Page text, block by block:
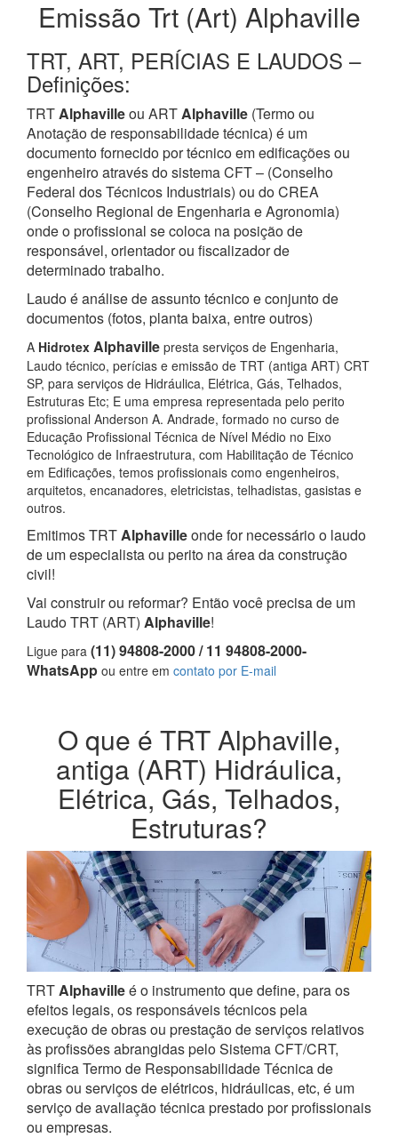
Emissão Trt (Art) Alphaville
TRT, ART, PERÍCIAS E LAUDOS –
Definições:
TRTAlphavilleou ARTAlphaville (Termo ou
Anotação de responsabilidade técnica) é um
documento fornecido por técnico em edificações ou
engenheiro através do sistema CFT – (Conselho
Federal dos Técnicos Industriais) ou do CREA
(Conselho Regional de Engenharia e Agronomia)
onde o profissional se coloca na posição de
responsável, orientador ou fiscalizador de
determinado trabalho.
Laudo é análise de assunto técnico e conjunto de
documentos (fotos, planta baixa, entre outros)
A Hidrotex Alphaville presta serviços de Engenharia,
Laudo técnico, perícias e emissão de TRT (antiga ART) CRT
SP, para serviços de Hidráulica, Elétrica, Gás, Telhados,
Estruturas Etc; E uma empresa representada pelo perito
profissional Anderson A. Andrade, formado no curso de
Educação Profissional Técnica de Nível Médio no Eixo
Tecnológico de Infraestrutura, com Habilitação de Técnico
em Edificações, temos profissionais como engenheiros,
arquitetos, encanadores, eletricistas, telhadistas, gasistas e
outros.
Emitimos TRTAlphavilleonde for necessário o laudo
de um especialista ou perito na área da construção
civil!
Vai construir ou reformar? Então você precisa de um
Laudo TRT (ART) Alphaville!
Ligue para (11) 94808-2000 / 11 94808-2000-
WhatsApp ou entre em contato por E-mail
O que é TRT Alphaville,
antiga (ART) Hidráulica,
Elétrica, Gás, Telhados,
Estruturas?
TRTAlphavilleé o instrumento que define, para os
efeitos legais, os responsáveis técnicos pela
execução de obras ou prestação de serviços relativos
às profissões abrangidas pelo Sistema CFT/CRT,
significa Termo de Responsabilidade Técnica de
obras ou serviços de elétricos, hidráulicas, etc, é um
serviço de avaliação técnica prestado por profissionais
ou empresas.